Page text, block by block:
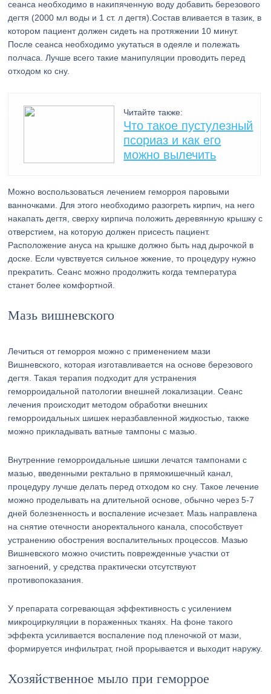
сеанса необходимо в накипяченную воду добавить березового
дегтя (2000 мл воды и 1 ст. л дегтя).Состав вливается в тазик, в
котором пациент должен сидеть на протяжении 10 минут.
После сеанса необходимо укутаться в одеяле и полежать
полчаса. Лучше всего такие манипуляции проводить перед
отходом ко сну.
Читайте также:
Что такое пустулезный
псориаз и как его
можно вылечить
Можно воспользоваться лечением геморроя паровыми
ванночками. Для этого необходимо разогреть кирпич, на него
накапать дегтя, сверху кирпича положить деревянную крышку с
отверстием, на которую должен присесть пациент.
Расположение ануса на крышке должно быть над дырочкой в
доске. Если чувствуется сильное жжение, то процедуру нужно
прекратить. Сеанс можно продолжить когда температура
станет более комфортной.
Мазь вишневского
Лечиться от геморроя можно с применением мази
Вишневского, которая изготавливается на основе березового
дегтя. Такая терапия подходит для устранения
геморроидальной патологии внешней локализации. Сеанс
лечения происходит методом обработки внешних
геморроидальных шишек неразбавленной жидкостью, также
можно прикладывать ватные тампоны с мазью.
Внутренние геморроидальные шишки лечатся тампонами с
мазью, введенными ректально в прямокишечный канал,
процедуру лучше делать перед отходом ко сну. Такое лечение
можно проделывать на длительной основе, обычно через 5-7
дней болезненность и воспаление исчезает. Мазь направлена
на снятие отечности аноректального канала, способствует
устранению обострения воспалительных процессов. Мазью
Вишневского можно очистить поврежденные участки от
загноений, у средства практически отсутствуют
противопоказания.
У препарата согревающая эффективность с усилением
микроциркуляции в пораженных тканях. На фоне такого
эффекта усиливается воспаление под пленочкой от мази,
формируется инфильтрат, гной прорывается и выходит наружу.
Хозяйственное мыло при геморрое